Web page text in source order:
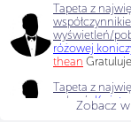
Tapeta z
wyświetleń/
różowej
thean
Tapeta z
pobrań :
dodana przez
Zobacz